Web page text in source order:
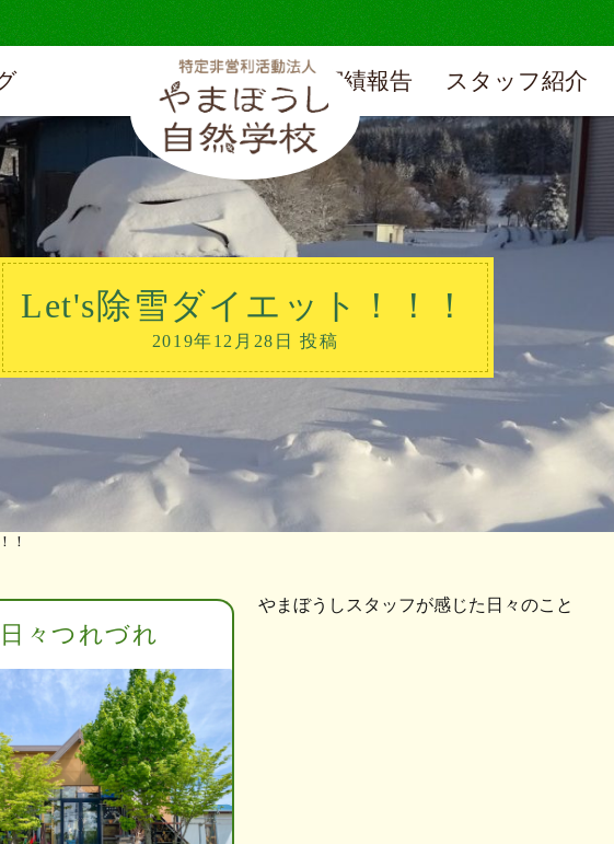
実績報告 スタッフ紹介
Let's除雪ダイエット！！！
2019年12月28日 投稿
！
日々つれづれ
やまぼうしスタッフが感じた日々のこと